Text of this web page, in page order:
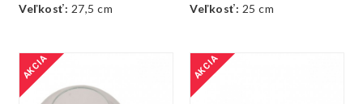
Veľkosť: 27,5 cm
Veľkosť: 25 cm
AKCIA AKCIA